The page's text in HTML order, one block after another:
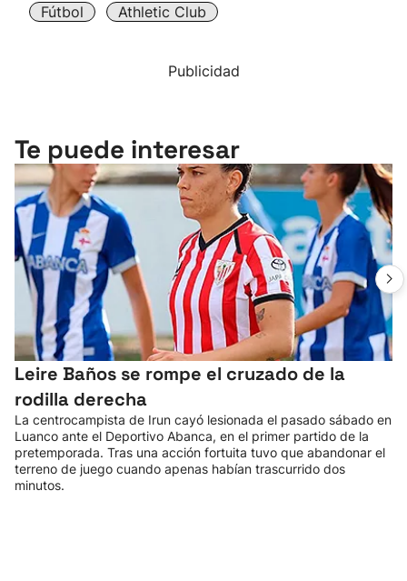
"Helmuga"
Fútbol Athletic Club
Publicidad
Te puede interesar
Leire Baños se rompe el cruzado de la
rodilla derecha
La centrocampista de Irun cayó lesionada el pasado sábado en
Luanco ante el Deportivo Abanca, en el primer partido de la
pretemporada. Tras una acción fortuita tuvo que abandonar el
terreno de juego cuando apenas habían trascurrido dos
minutos.